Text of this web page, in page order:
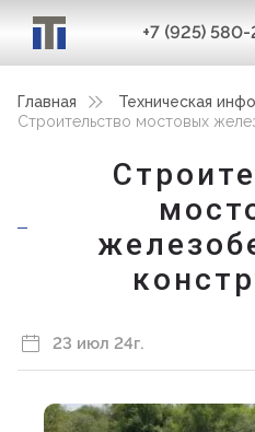
+7 (925)
Главная
Техническая
Строительство мостовых
23 июл 24г.